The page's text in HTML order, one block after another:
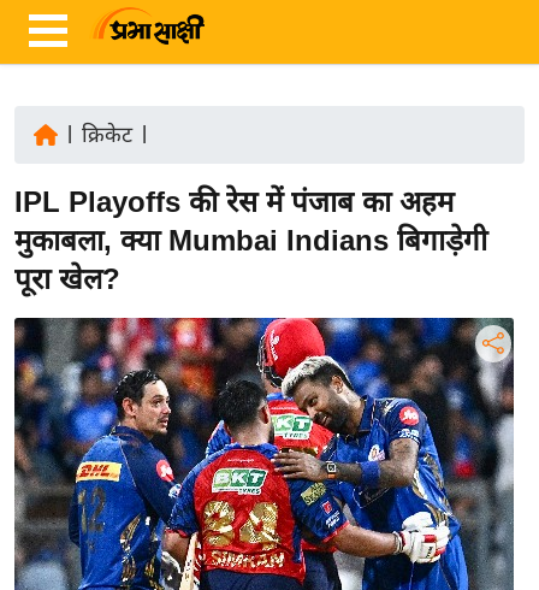
ज़ा
ख
ब
र
रा
ष्ट्री
य
अं
त
र्रा
ष्ट्री
य
क्रिकेट|
IPL Playoffs की रेस में पंजाब का अहम
मुकाबला, क्या Mumbai Indians बिगाड़ेगी
पूरा खेल?